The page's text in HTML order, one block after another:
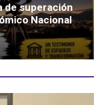
de superación
Nacional